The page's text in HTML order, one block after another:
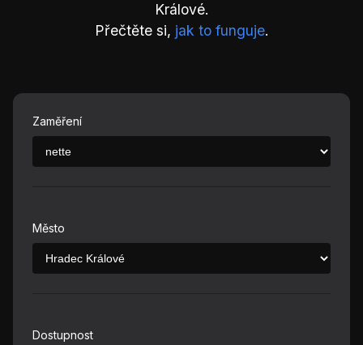
Králové.
Přečtěte si, jak to funguje.
Zaměření
Město
Dostupnost